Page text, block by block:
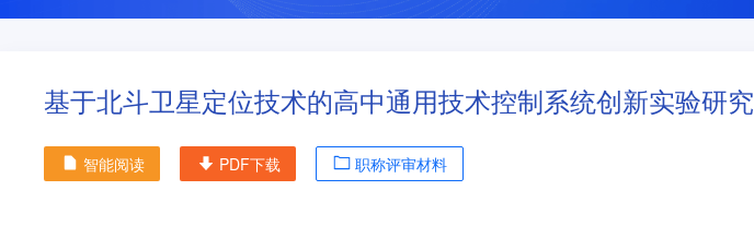
基于北斗卫星定位技术的高中通用技术控制系统创新实验研究
智能阅读 PDF下载 职称评审材料